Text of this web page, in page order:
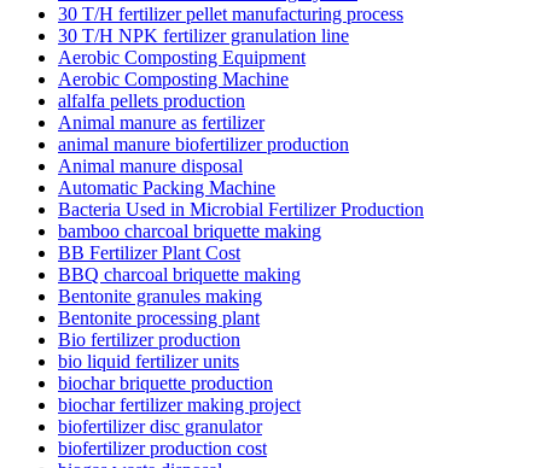
30 T/H fertilizer pellet manufacturing process
30 T/H NPK fertilizer granulation line
Aerobic Composting Equipment
Aerobic Composting Machine
alfalfa pellets production
Animal manure as fertilizer
animal manure biofertilizer production
Animal manure disposal
Automatic Packing Machine
Bacteria Used in Microbial Fertilizer Production
bamboo charcoal briquette making
BB Fertilizer Plant Cost
BBQ charcoal briquette making
Bentonite granules making
Bentonite processing plant
Bio fertilizer production
bio liquid fertilizer units
biochar briquette production
biochar fertilizer making project
biofertilizer disc granulator
biofertilizer production cost